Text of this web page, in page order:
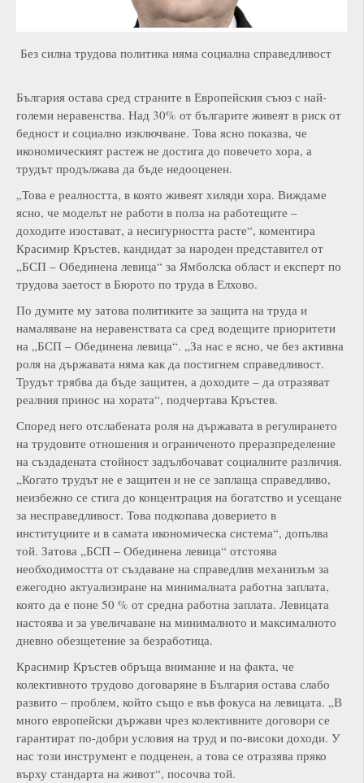
Без силна трудова политика няма социална справедливост
България остава сред страните в Европейския съюз с най-
големи неравенства. Над 30% от българите живеят в риск от
бедност и социално изключване. Това ясно показва, че
икономическият растеж не достига до повечето хора, а
трудът продължава да бъде недооценен.
„Това е реалността, в която живеят хиляди хора. Виждаме
ясно, че моделът не работи в полза на работещите –
доходите изостават, а несигурността расте“, коментира
Красимир Кръстев, кандидат за народен представител от
„БСП – Обединена левица“ за Ямболска област и експерт по
трудова заетост в Бюрото по труда в Елхово.
По думите му затова политиките за защита на труда и
намаляване на неравенствата са сред водещите приоритети
на „БСП – Обединена левица“. „За нас е ясно, че без активна
роля на държавата няма как да постигнем справедливост.
Трудът трябва да бъде защитен, а доходите – да отразяват
реалния принос на хората“, подчертава Кръстев.
Според него отслабената роля на държавата в регулирането
на трудовите отношения и ограниченото преразпределение
на създадената стойност задълбочават социалните различия.
„Когато трудът не е защитен и не се заплаща справедливо,
неизбежно се стига до концентрация на богатство и усещане
за несправедливост. Това подкопава доверието в
институциите и в самата икономическа система“, допълва
той. Затова „БСП – Обединена левица“ отстоява
необходимостта от създаване на справедлив механизъм за
ежегодно актуализиране на минималната работна заплата,
която да е поне 50 % от средна работна заплата. Левицата
настоява и за увеличаване на минималното и максималното
дневно обезщетение за безработица.
Красимир Кръстев обръща внимание и на факта, че
колективното трудово договаряне в България остава слабо
развито – проблем, който също е във фокуса на левицата. „В
много европейски държави чрез колективните договори се
гарантират по-добри условия на труд и по-високи доходи. У
нас този инструмент е подценен, а това се отразява пряко
върху стандарта на живот“, посочва той.